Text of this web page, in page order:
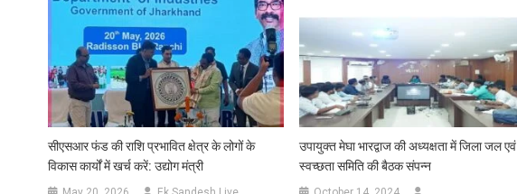
सीएसआर फंड की राशि प्रभावित क्षेत्र के लोगों के
विकास कार्यों में खर्च करें: उद्योग मंत्री
उपायुक्त मेघा भारद्वाज की अध्यक्षता में जिला जल एवं
स्वच्छता समिति की बैठक संपन्न